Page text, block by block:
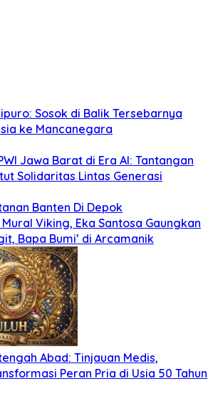
Sosok di Balik Tersebarnya
ke Mancanegara
Jawa Barat di Era AI: Tantangan
Solidaritas Lintas Generasi
Banten Di Depok
Viking, Eka Santosa Gaungkan
Bapa Bumi’ di Arcamanik
Abad: Tinjauan Medis,
Peran Pria di Usia 50 Tahun